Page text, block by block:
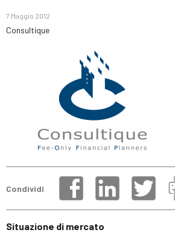
7 Maggio 2012
Consultique
Condividi
Situazione di mercato